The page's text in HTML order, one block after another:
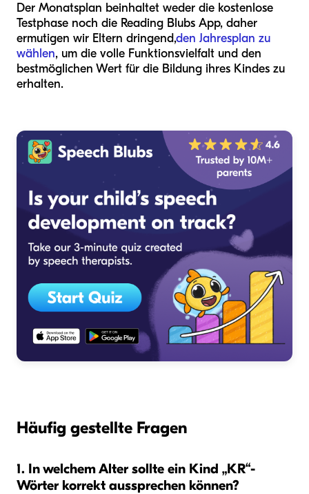
Der Monatsplan beinhaltet weder die kostenlose
Testphase noch die Reading Blubs App, daher
ermutigen wir Eltern dringend,den Jahresplan zu
wählen, um die volle Funktionsvielfalt und den
bestmöglichen Wert für die Bildung ihres Kindes zu
erhalten.
Häufig gestellte Fragen
1. In welchem Alter sollte ein Kind „KR“-
Wörter korrekt aussprechen können?